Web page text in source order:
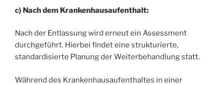
c) Nach dem Krankenhausaufenthalt:
Nach der Entlassung wird erneut ein Assessment
durchgeführt. Hierbei findet eine strukturierte,
standardisierte Planung der Weiterbehandlung statt.
Während des Krankenhausaufenthaltes in einer